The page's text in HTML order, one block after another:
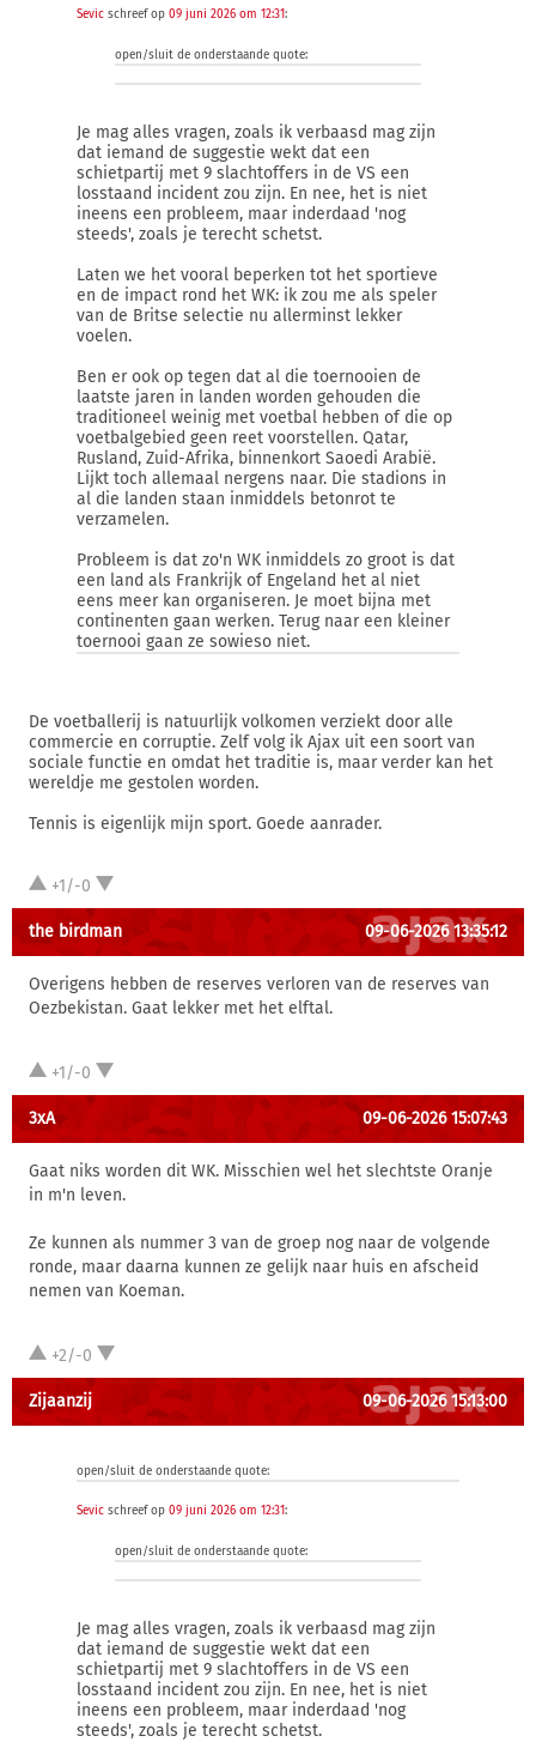
Sevic schreef op 09 juni 2026 om 12:31:
open/sluit de onderstaande quote:
Je mag alles vragen, zoals ik verbaasd mag zijn
dat iemand de suggestie wekt dat een
schietpartij met 9 slachtoffers in de VS een
losstaand incident zou zijn. En nee, het is niet
ineens een probleem, maar inderdaad 'nog
steeds', zoals je terecht schetst.
Laten we het vooral beperken tot het sportieve
en de impact rond het WK: ik zou me als speler
van de Britse selectie nu allerminst lekker
voelen.
Ben er ook op tegen dat al die toernooien de
laatste jaren in landen worden gehouden die
traditioneel weinig met voetbal hebben of die op
voetbalgebied geen reet voorstellen. Qatar,
Rusland, Zuid-Afrika, binnenkort Saoedi Arabië.
Lijkt toch allemaal nergens naar. Die stadions in
al die landen staan inmiddels betonrot te
verzamelen.
Probleem is dat zo'n WK inmiddels zo groot is dat
een land als Frankrijk of Engeland het al niet
eens meer kan organiseren. Je moet bijna met
continenten gaan werken. Terug naar een kleiner
toernooi gaan ze sowieso niet.
De voetballerij is natuurlijk volkomen verziekt door alle
commercie en corruptie. Zelf volg ik Ajax uit een soort van
sociale functie en omdat het traditie is, maar verder kan het
wereldje me gestolen worden.
Tennis is eigenlijk mijn sport. Goede aanrader.
+1/-0
the birdman 09-06-2026 13:35:12
Overigens hebben de reserves verloren van de reserves van
Oezbekistan. Gaat lekker met het elftal.
+1/-0
3xA 09-06-2026 15:07:43
Gaat niks worden dit WK. Misschien wel het slechtste Oranje
in m'n leven.
Ze kunnen als nummer 3 van de groep nog naar de volgende
ronde, maar daarna kunnen ze gelijk naar huis en afscheid
nemen van Koeman.
+2/-0
Zijaanzij 09-06-2026 15:13:00
open/sluit de onderstaande quote:
Sevic schreef op 09 juni 2026 om 12:31:
open/sluit de onderstaande quote:
Je mag alles vragen, zoals ik verbaasd mag zijn
dat iemand de suggestie wekt dat een
schietpartij met 9 slachtoffers in de VS een
losstaand incident zou zijn. En nee, het is niet
ineens een probleem, maar inderdaad 'nog
steeds', zoals je terecht schetst.